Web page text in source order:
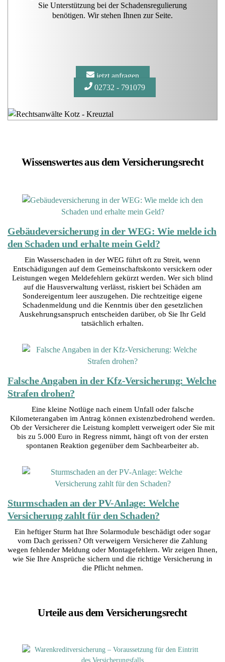
Sie Unterstützung bei der Schadensregulierung
benötigen. Wir stehen Ihnen zur Seite.
jetzt anfragen
02732 - 791079
Wissenswertes aus dem Versicherungsrecht
Gebäudeversicherung in der WEG: Wie melde ich
den Schaden und erhalte mein Geld?
Ein Wasserschaden in der WEG führt oft zu Streit, wenn
Entschädigungen auf dem Gemeinschaftskonto versickern oder
Leistungen wegen Meldefehlern gekürzt werden. Wer sich blind
auf die Hausverwaltung verlässt, riskiert bei Schäden am
Sondereigentum leer auszugehen. Die rechtzeitige eigene
Schadenmeldung und die Kenntnis über den gesetzlichen
Auskehrungsanspruch entscheiden darüber, ob Sie Ihr Geld
tatsächlich erhalten.
Falsche Angaben in der Kfz-Versicherung: Welche
Strafen drohen?
Eine kleine Notlüge nach einem Unfall oder falsche
Kilometerangaben im Antrag können existenzbedrohend werden.
Ob der Versicherer die Leistung komplett verweigert oder Sie mit
bis zu 5.000 Euro in Regress nimmt, hängt oft von der ersten
spontanen Reaktion gegenüber dem Sachbearbeiter ab.
Sturmschaden an der PV-Anlage: Welche
Versicherung zahlt für den Schaden?
Ein heftiger Sturm hat Ihre Solarmodule beschädigt oder sogar
vom Dach gerissen? Oft verweigern Versicherer die Zahlung
wegen fehlender Meldung oder Montagefehlern. Wir zeigen Ihnen,
wie Sie Ihre Ansprüche sichern und die richtige Versicherung in
die Pflicht nehmen.
Urteile aus dem Versicherungsrecht